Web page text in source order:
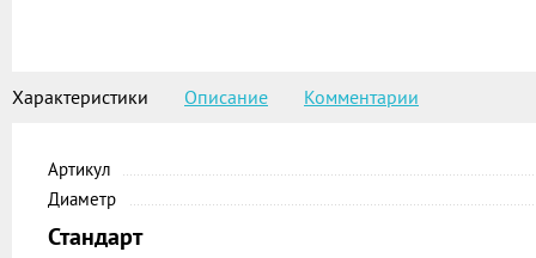
Характеристики Описание Комментарии
Артикул
Диаметр
Стандарт